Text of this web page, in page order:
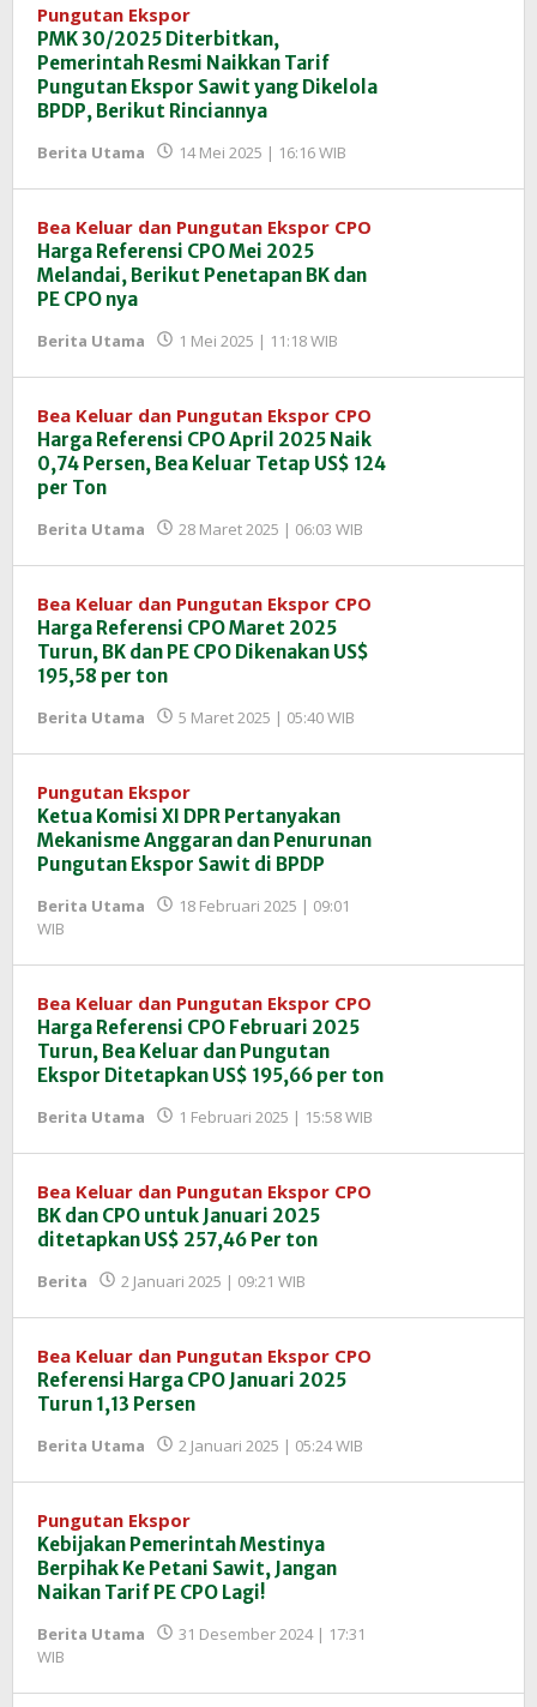
Pungutan Ekspor
PMK 30/2025 Diterbitkan,
Pemerintah Resmi Naikkan Tarif
Pungutan Ekspor Sawit yang Dikelola
BPDP, Berikut Rinciannya
Berita Utama 14 Mei 2025 | 16:16 WIB
InfoSAWIT
Bea Keluar dan Pungutan Ekspor CPO
Harga Referensi CPO Mei 2025
Melandai, Berikut Penetapan BK dan
PE CPO nya
Berita Utama 1 Mei 2025 | 11:18 WIB
InfoSAWIT
Bea Keluar dan Pungutan Ekspor CPO
Harga Referensi CPO April 2025 Naik
0,74 Persen, Bea Keluar Tetap US$ 124
per Ton
Berita Utama 28 Maret 2025 | 06:03 WIB
InfoSAWIT
Bea Keluar dan Pungutan Ekspor CPO
Harga Referensi CPO Maret 2025
Turun, BK dan PE CPO Dikenakan US$
195,58 per ton
Berita Utama 5 Maret 2025 | 05:40 WIB
InfoSAWIT
Pungutan Ekspor
Ketua Komisi XI DPR Pertanyakan
Mekanisme Anggaran dan Penurunan
Pungutan Ekspor Sawit di BPDP
Berita Utama
18 Februari 2025 | 09:01
WIB
InfoSAWIT
Bea Keluar dan Pungutan Ekspor CPO
Harga Referensi CPO Februari 2025
Turun, Bea Keluar dan Pungutan
Ekspor Ditetapkan US$ 195,66 per ton
Berita Utama 1 Februari 2025 | 15:58 WIB
InfoSAWIT
Bea Keluar dan Pungutan Ekspor CPO
BK dan CPO untuk Januari 2025
ditetapkan US$ 257,46 Per ton
Berita 2 Januari 2025 | 09:21 WIB
InfoSAWIT
Bea Keluar dan Pungutan Ekspor CPO
Referensi Harga CPO Januari 2025
Turun 1,13 Persen
Berita Utama 2 Januari 2025 | 05:24 WIB
InfoSAWIT
Pungutan Ekspor
Kebijakan Pemerintah Mestinya
Berpihak Ke Petani Sawit, Jangan
Naikan Tarif PE CPO Lagi!
Berita Utama
31 Desember 2024 | 17:31
WIB
InfoSAWIT